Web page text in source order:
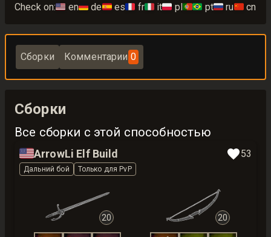
Check on:🇺🇸 en🇩🇪 de🇪🇸 es🇫🇷 fr🇮🇹 it🇵🇱 pl🇵🇹🇧🇷 pt🇷🇺 ru🇨🇳 cn
Сборки Комментарии 0
Сборки
Все сборки с этой способностью
🇺🇸ArrowLi Elf Build 53
Дальний бой Только для PvP
20 20